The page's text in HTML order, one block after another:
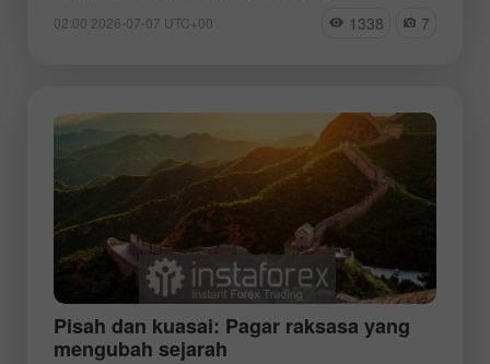
02:00 2026-07-07 UTC+00 1338 7
Pisah dan kuasai: Pagar raksasa yang
mengubah sejarah